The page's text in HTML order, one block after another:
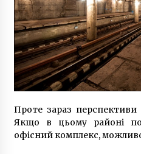
Проте зараз перспективи
Якщо в цьому районі
офісний комплекс,